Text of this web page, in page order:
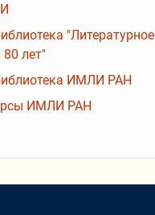
"Литературное
80 лет"
ИМЛИ РАН
ИМЛИ РАН